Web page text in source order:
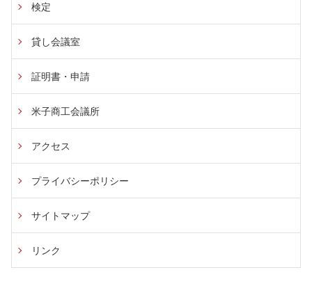
検定
貸し会議室
証明書・申請
米子商工会議所
アクセス
プライバシーポリシー
サイトマップ
リンク